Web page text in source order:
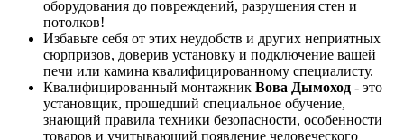
оборудования до повреждений, разрушения стен и
потолков!
Избавьте себя от этих неудобств и других неприятных
сюрпризов, доверив установку и подключение вашей
печи или камина квалифицированному специалисту.
Квалифицированный монтажник Вова Дымоход - это
установщик, прошедший специальное обучение,
знающий правила техники безопасности, особенности
товаров и учитывающий появление человеческого